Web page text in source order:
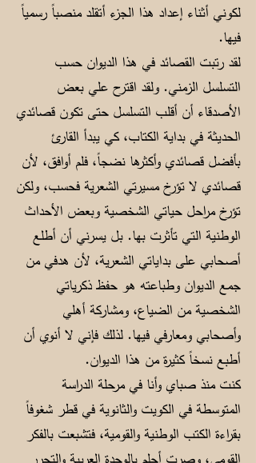
لكوني أثناء إعداد هذا الجزء أتقلد منصباً رسمياً
فيها.
لقد رتبت القصائد في هذا الديوان حسب
التسلسل الزمني. ولقد اقترح علي بعض
الأصدقاء أن أقلب التسلسل حتى تكون قصائدي
الحديثة في بداية الكتاب، كي يبدأ القارئ
بأفضل قصائدي وأكثرها نضجاً، فلم أوافق، لأن
قصائدي لا تؤرخ مسيرتي الشعرية فحسب، ولكن
تؤرخ مراحل حياتي الشخصية وبعض الأحداث
الوطنية التي تأثرت بها. بل يسرني أن أطلع
أصحابي على بداياتي الشعرية، لأن هدفي من
جمع الديوان وطباعته هو حفظ ذكرياتي
الشخصية من الضياع، ومشاركة أهلي
وأصحابي ومعارفي فيها. لذلك فإني لا أنوي أن
أطبع نسخاً كثيرة من هذا الديوان.
كنت منذ صباي وأنا في مرحلة الدراسة
المتوسطة في الكويت والثانوية في قطر شغوفاً
بقراءة الكتب الوطنية والقومية، فتشبعت بالفكر